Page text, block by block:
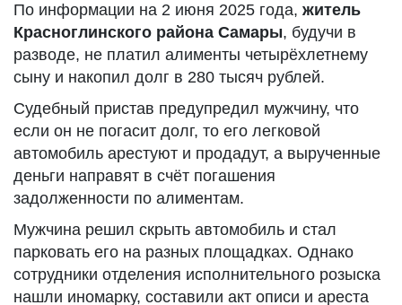
По информации на 2 июня 2025 года, житель
Красноглинского района Самары, будучи в
разводе, не платил алименты четырёхлетнему
сыну и накопил долг в 280 тысяч рублей.
Судебный пристав предупредил мужчину, что
если он не погасит долг, то его легковой
автомобиль арестуют и продадут, а вырученные
деньги направят в счёт погашения
задолженности по алиментам.
Мужчина решил скрыть автомобиль и стал
парковать его на разных площадках. Однако
сотрудники отделения исполнительного розыска
нашли иномарку, составили акт описи и ареста